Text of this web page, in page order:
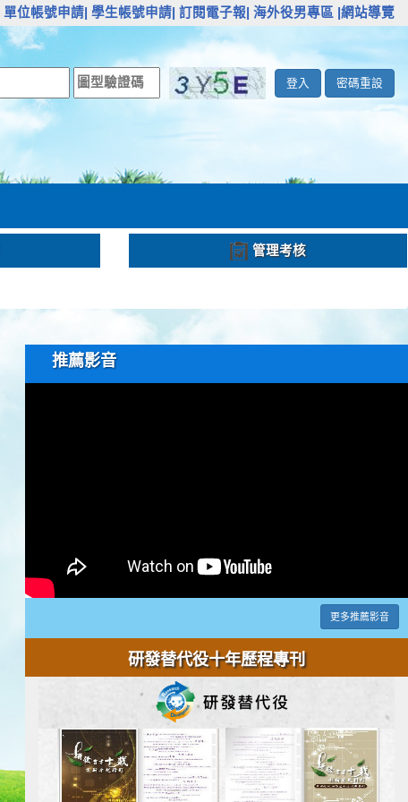
單位帳號申請| 學生帳號申請| 訂閱電子報| 海外役男專區 |網站導覽
登入 密碼重設
管理考核
推薦影音
更多推薦影音
研發替代役十年歷程專刊